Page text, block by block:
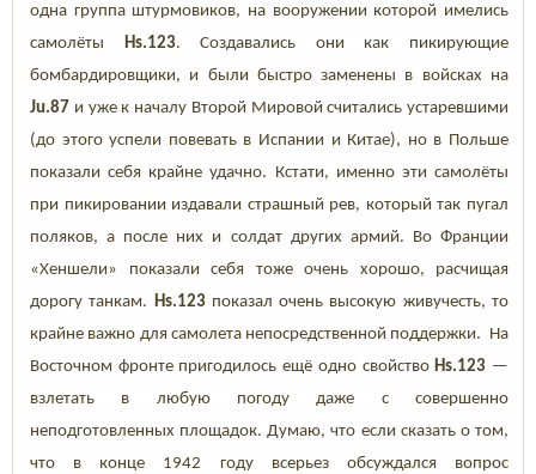
одна группа штурмовиков, на вооружении которой имелись
самолёты
Hs.123. Создавались они как пикирующие
бомбардировщики, и были быстро заменены в войсках на
Ju.87 и уже к началу Второй Мировой считались устаревшими
(до этого успели повевать в Испании и Китае), но в Польше
показали себя крайне удачно. Кстати, именно эти самолёты
при пикировании издавали страшный рев, который так пугал
поляков, а после них и солдат других армий. Во Франции
«Хеншели» показали себя тоже очень хорошо, расчищая
дорогу танкам. Hs.123 показал очень высокую живучесть, то
крайне важно для самолета непосредственной поддержки. На
Восточном фронте пригодилось ещё одно свойство Hs.123 —
взлетать в любую погоду даже с совершенно
неподготовленных площадок. Думаю, что если сказать о том,
что в конце 1942 году всерьез обсуждался вопрос